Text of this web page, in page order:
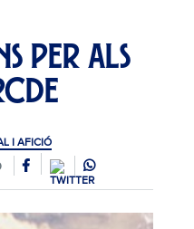
per als
I AFICIÓ